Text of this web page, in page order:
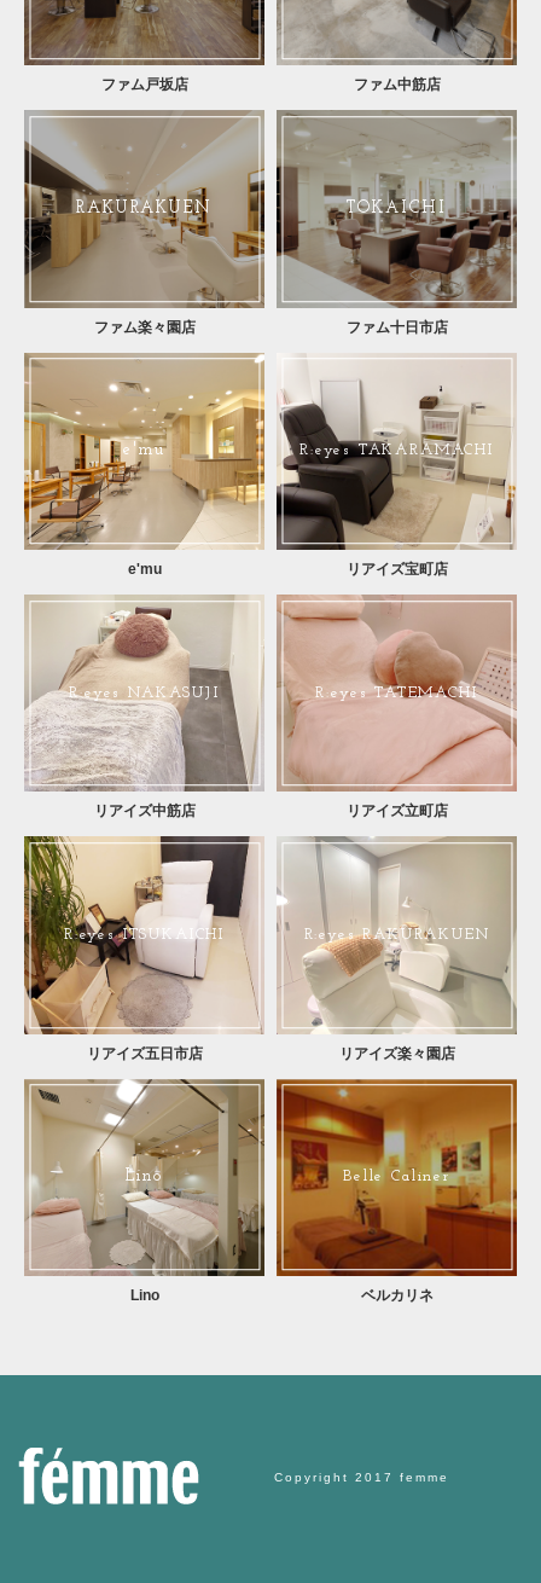
ファム戸坂店 ファム中筋店
RAKURAKUEN
ファム楽々園店
TOKAICHI
ファム十日市店
e'mu
e'mu
R:eyes TAKARAMACHI
リアイズ宝町店
R:eyes NAKASUJI
リアイズ中筋店
R:eyes TATEMACHI
リアイズ立町店
R:eyes ITSUKAICHI
リアイズ五日市店
R:eyes RAKURAKUEN
リアイズ楽々園店
Lino
Lino
Belle Caliner
ベルカリネ
Copyright 2017 femme